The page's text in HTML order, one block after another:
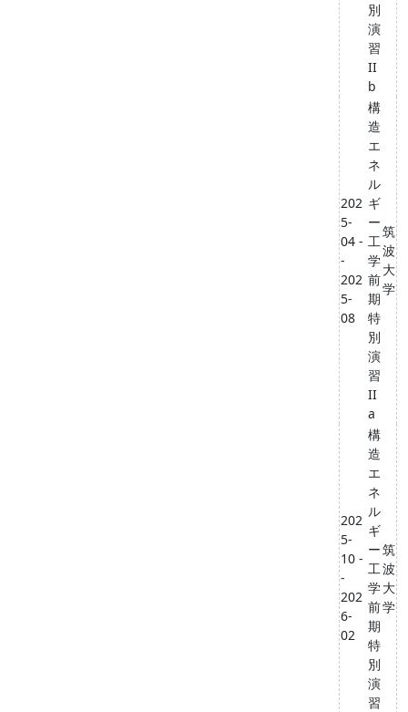
別
演
習
II
b
202
5-
04 -
-
202
5-
08
構
造
エ
ネ
ル
ギ
ー
工
学
前
期
特
別
演
習
II
a
筑
波
大
学
202
5-
10 -
-
202
6-
02
構
造
エ
ネ
ル
ギ
ー
工
学
前
期
特
別
演
習
筑
波
大
学